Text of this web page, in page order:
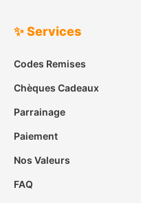
✨ Services
Codes Remises
Chèques Cadeaux
Parrainage
Paiement
Nos Valeurs
FAQ